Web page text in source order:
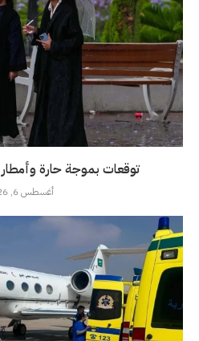
توقعات بموجة حارة
أغسطس 6, 2026